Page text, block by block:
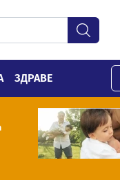
ЗДРАВЕ